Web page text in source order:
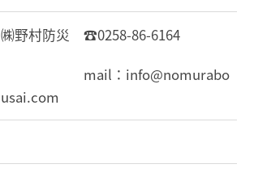
㈱野村防災 ☎0258-86-6164
mail：info@nomurabo
usai.com